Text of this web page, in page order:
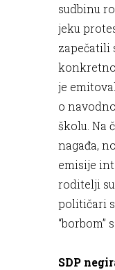
sudbinu
jeku
zapečatili
je
o
školu. Na
nagađa,
emisije
roditelji
političari
“borbom”
SDP